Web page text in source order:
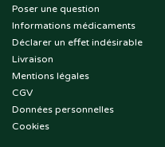
Poser une question
Informations médicaments
Déclarer un effet indésirable
Livraison
Mentions légales
CGV
Données personnelles
Cookies